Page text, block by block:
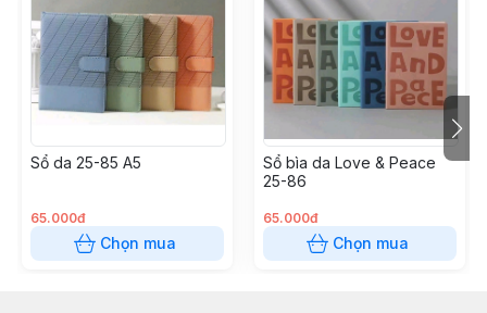
Sổ da 25-85 A5
65.000đ
Chọn mua
Sổ bìa da Love & Peace
25-86
65.000đ
Chọn mua